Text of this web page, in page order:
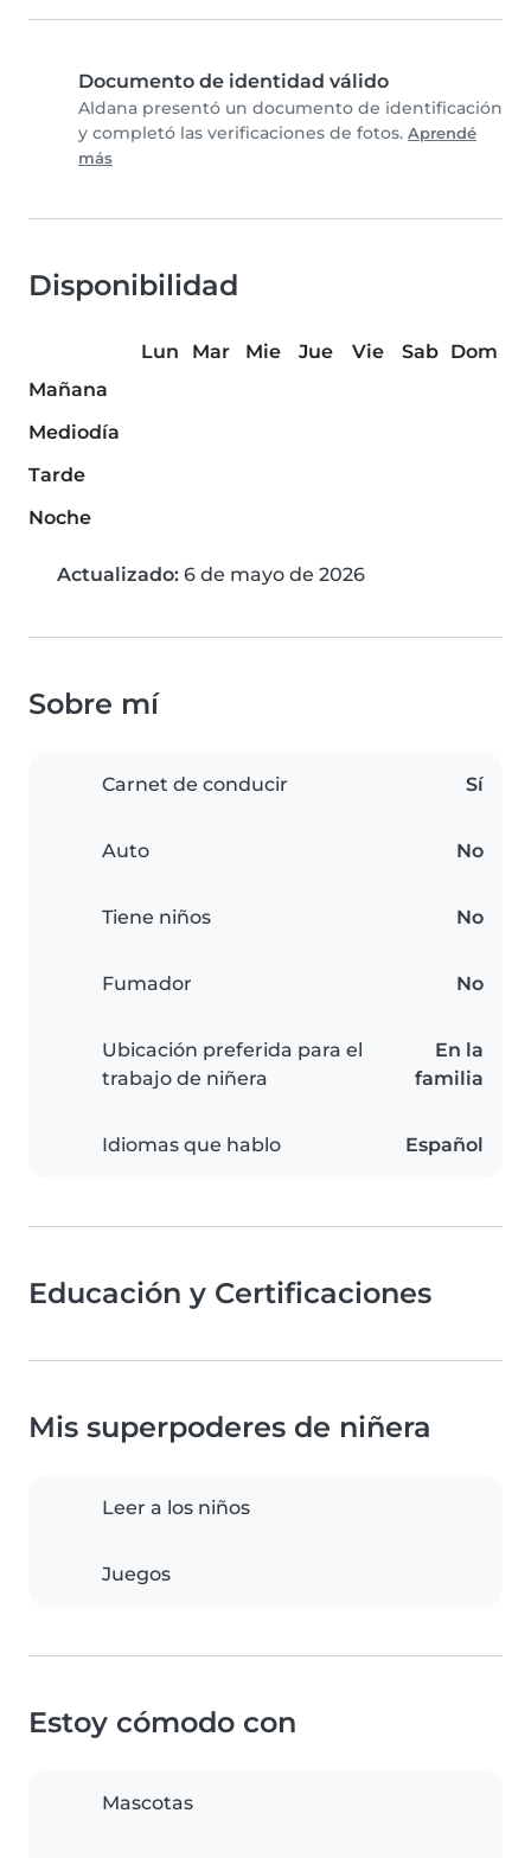
Documento de identidad válido
Aldana presentó un documento de identificación
y completó las verificaciones de fotos. Aprendé
más
Disponibilidad
Lun Mar Mie Jue Vie Sab
Dom
Mañana
Mediodía
Tarde
Noche
Actualizado: 6 de mayo de 2026
Sobre mí
Carnet de conducir Sí
Auto No
Tiene niños No
Fumador No
Ubicación preferida para el
trabajo de niñera
En la
familia
Idiomas que hablo Español
Educación y Certificaciones
Mis superpoderes de niñera
Leer a los niños
Juegos
Estoy cómodo con
Mascotas